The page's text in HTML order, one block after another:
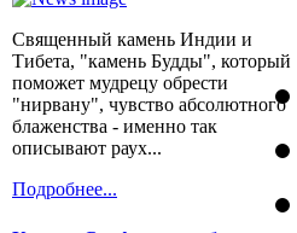
Священный камень Индии и
Тибета, "камень Будды", который
поможет мудрецу обрести
"нирвану", чувство абсолютного
блаженства - именно так
описывают раух...
Подробнее...